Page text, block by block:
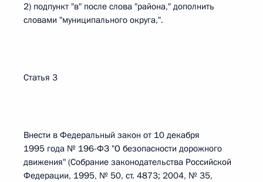
2) подпункт "в" после слова "района," дополнить
словами "муниципального округа,".
Статья 3
Внести в Федеральный закон от 10 декабря
1995 года № 196-ФЗ "О безопасности дорожного
движения" (Собрание законодательства Российской
Федерации, 1995, № 50, ст. 4873; 2004, № 35,